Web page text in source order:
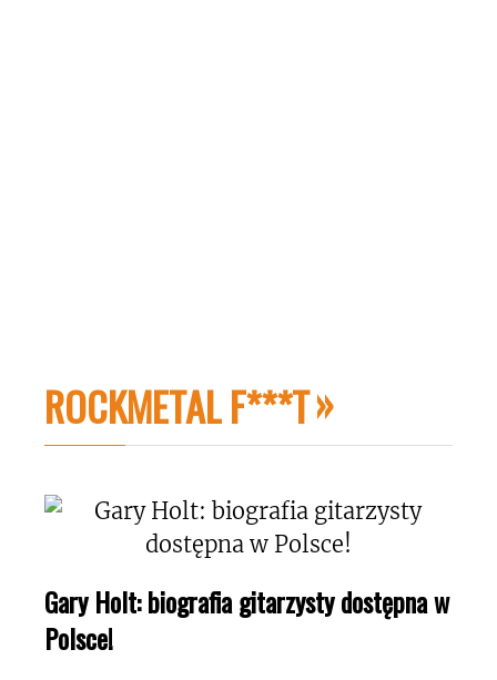
ROCKMETAL F***T
Gary Holt: biografia gitarzysty dostępna w
Polsce!